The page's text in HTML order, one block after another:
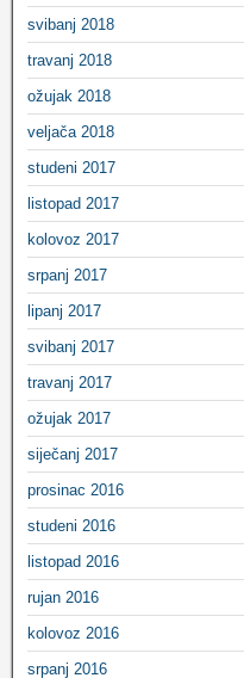
svibanj 2018
travanj 2018
ožujak 2018
veljača 2018
studeni 2017
listopad 2017
kolovoz 2017
srpanj 2017
lipanj 2017
svibanj 2017
travanj 2017
ožujak 2017
siječanj 2017
prosinac 2016
studeni 2016
listopad 2016
rujan 2016
kolovoz 2016
srpanj 2016